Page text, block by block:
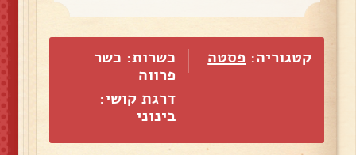
קטגוריה: פסטה
כשרות: כשר
פרווה
דרגת קושי:
בינוני